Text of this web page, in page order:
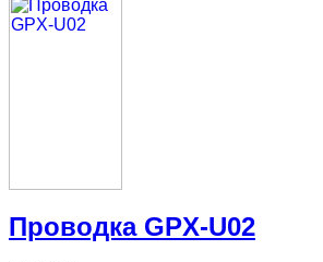
Проводка GPX-U02